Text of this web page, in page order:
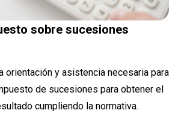
sobre sucesiones
orientación y asistencia necesaria para
de sucesiones para obtener el
cumpliendo la normativa.